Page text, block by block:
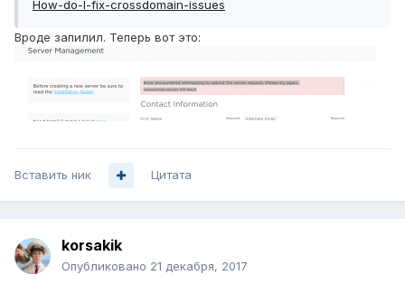
How-do-I-fix-crossdomain-issues
Вроде запилил. Теперь вот это:
Вставить ник Цитата
korsakik
Опубликовано 21 декабря, 2017